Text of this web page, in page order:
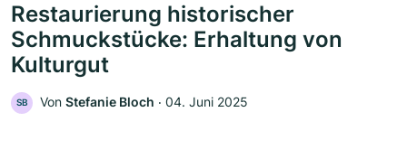
Restaurierung historischer
Schmuckstücke: Erhaltung von
Kulturgut
SB Von Stefanie Bloch ‧ 04. Juni 2025